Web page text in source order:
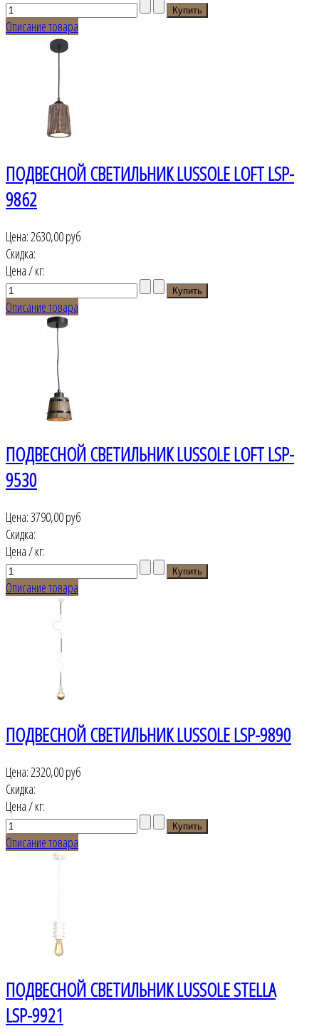
Описание товара
ПОДВЕСНОЙ СВЕТИЛЬНИК LUSSOLE LOFT LSP-
9862
Цена:2630,00 руб
Скидка:
Цена / кг:
Описание товара
ПОДВЕСНОЙ СВЕТИЛЬНИК LUSSOLE LOFT LSP-
9530
Цена:3790,00 руб
Скидка:
Цена / кг:
Описание товара
ПОДВЕСНОЙ СВЕТИЛЬНИК LUSSOLE LSP-9890
Цена: 2320,00 руб
Скидка:
Цена / кг:
Описание товара
ПОДВЕСНОЙ СВЕТИЛЬНИК LUSSOLE STELLA
LSP-9921